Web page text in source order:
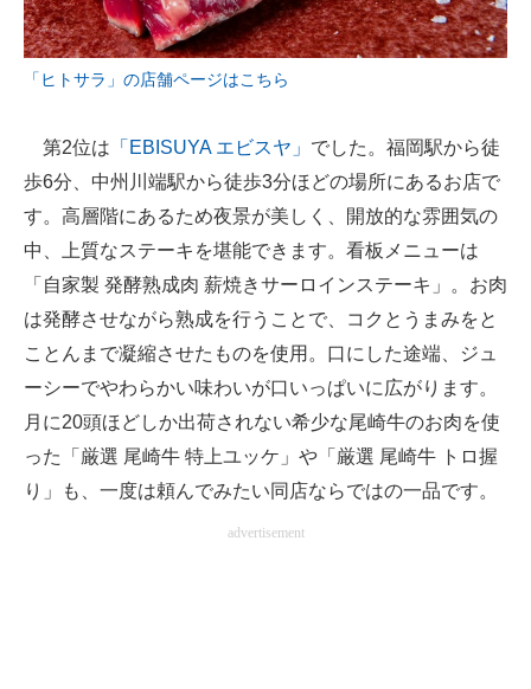
「ヒトサラ」の店舗ページはこちら
第2位は 「EBISUYA エビスヤ」 でした。福岡駅から徒
歩6分、中州川端駅から徒歩3分ほどの場所にあるお店で
す。高層階にあるため夜景が美しく、開放的な雰囲気の
中、上質なステーキを堪能できます。看板メニューは
「自家製 発酵熟成肉 薪焼きサーロインステーキ」。お肉
は発酵させながら熟成を行うことで、コクとうまみをと
ことんまで凝縮させたものを使用。口にした途端、ジュ
ーシーでやわらかい味わいが口いっぱいに広がります。
月に20頭ほどしか出荷されない希少な尾崎牛のお肉を使
った「厳選 尾崎牛 特上ユッケ」や「厳選 尾崎牛 トロ握
り」も、一度は頼んでみたい同店ならではの一品です。
advertisement